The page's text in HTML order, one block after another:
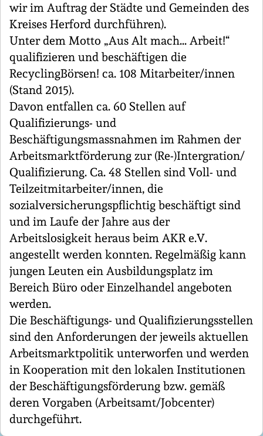
wir im Auftrag der Städte und Gemeinden des
Kreises Herford durchführen).
Unter dem Motto „Aus Alt mach... Arbeit!“
qualifizieren und beschäftigen die
RecyclingBörsen! ca. 108 Mitarbeiter/innen
(Stand 2015).
Davon entfallen ca. 60 Stellen auf
Qualifizierungs- und
Beschäftigungsmassnahmen im Rahmen der
Arbeitsmarktförderung zur (Re-)Intergration/
Qualifizierung. Ca. 48 Stellen sind Voll- und
Teilzeitmitarbeiter/innen, die
sozialversicherungspflichtig beschäftigt sind
und im Laufe der Jahre aus der
Arbeitslosigkeit heraus beim AKR e.V.
angestellt werden konnten. Regelmäßig kann
jungen Leuten ein Ausbildungsplatz im
Bereich Büro oder Einzelhandel angeboten
werden.
Die Beschäftigungs- und Qualifizierungsstellen
sind den Anforderungen der jeweils aktuellen
Arbeitsmarktpolitik unterworfen und werden
in Kooperation mit den lokalen Institutionen
der Beschäftigungsförderung bzw. gemäß
deren Vorgaben (Arbeitsamt/Jobcenter)
durchgeführt.